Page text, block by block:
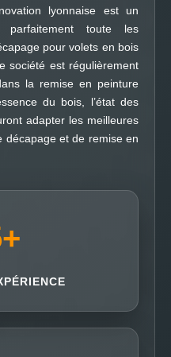
lyonnaise est un
parfaitement toute les
pour volets en bois
société est régulièrement
la remise en peinture
du bois, l’état des
adapter les meilleures
décapage et de remise en
+